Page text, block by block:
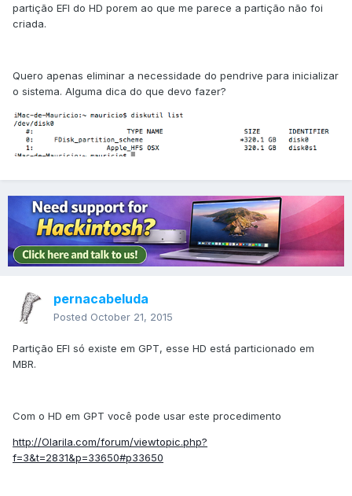
partição EFI do HD porem ao que me parece a partição não foi
criada.
Quero apenas eliminar a necessidade do pendrive para inicializar
o sistema. Alguma dica do que devo fazer?
pernacabeluda
Posted October 21, 2015
Partição EFI só existe em GPT, esse HD está particionado em
MBR.
Com o HD em GPT você pode usar este procedimento
http://Olarila.com/forum/viewtopic.php?
f=3&t=2831&p=33650#p33650